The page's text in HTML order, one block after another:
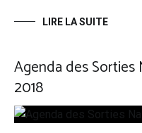
LIRE LA SUITE
Agenda des
2018